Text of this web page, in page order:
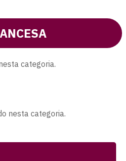
categoria.
nesta categoria.